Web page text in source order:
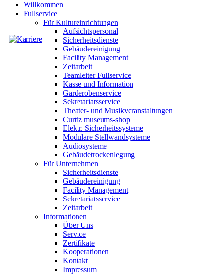
Willkommen
Fullservice
Für Kultureinrichtungen
Aufsichtspersonal
Sicherheitsdienste
Gebäudereinigung
Facility Management
Zeitarbeit
Teamleiter Fullservice
Kasse und Information
Garderobenservice
Sekretariatsservice
Theater- und Musikveranstaltungen
Curtiz museums-shop
Elektr. Sicherheitssysteme
Modulare Stellwandsysteme
Audiosysteme
Gebäudetrockenlegung
Für Unternehmen
Sicherheitsdienste
Gebäudereinigung
Facility Management
Sekretariatsservice
Zeitarbeit
Informationen
Über Uns
Service
Zertifikate
Kooperationen
Kontakt
Impressum